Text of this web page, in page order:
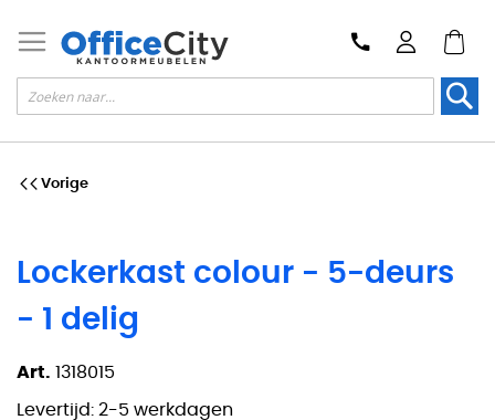
Lockerkast colour - 5-deurs
- 1 delig
Art. 1318015
Levertijd: 2-5 werkdagen
Vorige